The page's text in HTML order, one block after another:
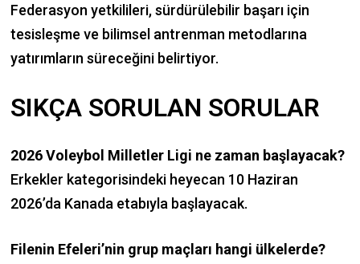
Federasyon yetkilileri, sürdürülebilir başarı için
tesisleşme ve bilimsel antrenman metodlarına
yatırımların süreceğini belirtiyor.
SIKÇA SORULAN SORULAR
2026 Voleybol Milletler Ligi ne zaman başlayacak?
Erkekler kategorisindeki heyecan 10 Haziran
2026’da Kanada etabıyla başlayacak.
Filenin Efeleri’nin grup maçları hangi ülkelerde?